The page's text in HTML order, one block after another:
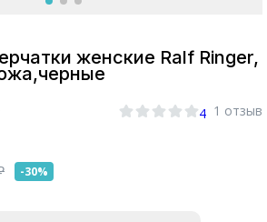
женские Ralf Ringer,
4 1 отзыв
-30%